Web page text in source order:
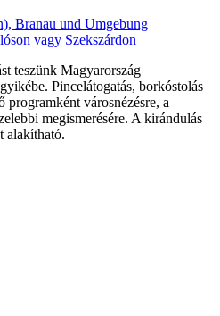
Branau und Umgebung
teszünk Magyarország
Pincelátogatás, borkóstolás
programként városnézésre, a
megismerésére. A kirándulás
alakítható.